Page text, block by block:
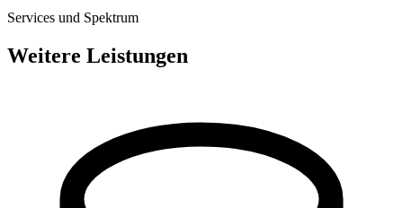
Services und Spektrum
Weitere Leistungen